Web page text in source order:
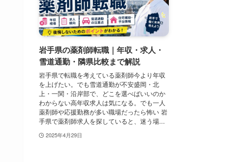
岩手県の薬剤師転職｜年収・求人・
雪道通勤・隣県比較まで解説
岩手県で転職を考えている薬剤師今より年収
を上げたい。でも雪道通勤が不安盛岡・北
上・一関・沿岸部で、どこを選べばいいのか
わからない高年収求人は気になる。でも一人
薬剤師や応援勤務が多い職場だったら怖い 岩
手県で薬剤師求人を探していると、迷う場...
2025年4月29日